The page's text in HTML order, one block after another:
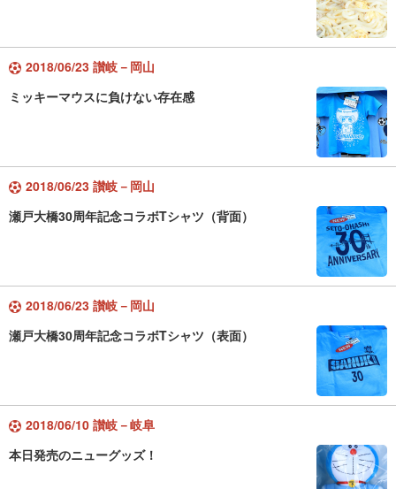
2018/06/23 讃岐－岡山
ミッキーマウスに負けない存在感
2018/06/23 讃岐－岡山
瀬戸大橋30周年記念コラボTシャツ（背面）
2018/06/23 讃岐－岡山
瀬戸大橋30周年記念コラボTシャツ（表面）
2018/06/10 讃岐－岐阜
本日発売のニューグッズ！